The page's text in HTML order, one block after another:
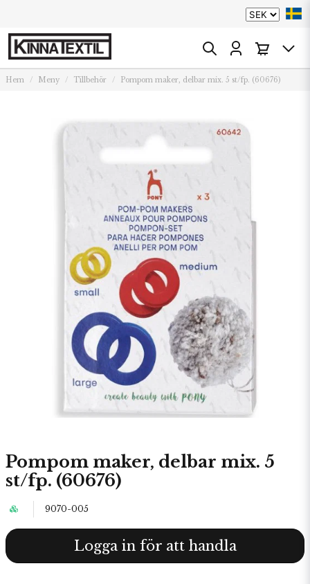
Hem Meny Tillbehör Pompom maker, delbar mix. 5 st/fp. (60676)
Pompom maker, delbar mix. 5
st/fp. (60676)
9070-005
Logga in för att handla